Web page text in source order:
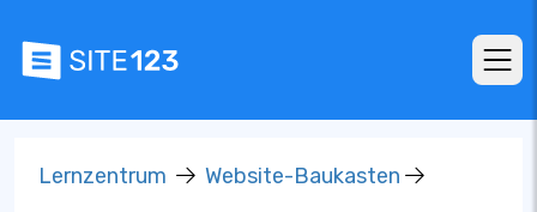
Lernzentrum Website-Baukasten